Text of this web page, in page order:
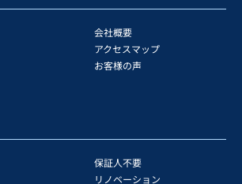
会社概要
アクセスマップ
お客様の声
保証人不要
リノベーション